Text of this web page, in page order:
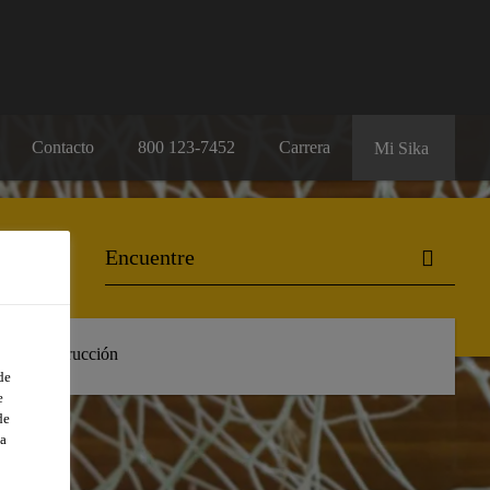
Contacto 800 123-7452 Carrera Mi Sika
de Construcción